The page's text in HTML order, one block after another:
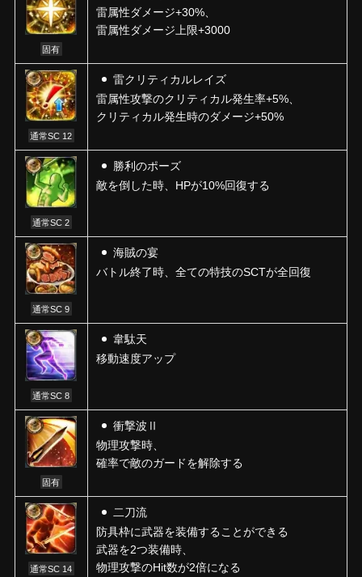
固有
雷属性ダメージ+30%、
雷属性ダメージ上限+3000
通常SC 12
雷クリティカルレイズ
雷属性攻撃のクリティカル発生率+5%、
クリティカル発生時のダメージ+50%
通常SC 2
勝利のポーズ
敵を倒した時、HPが10%回復する
通常SC 9
海賊の宴
バトル終了時、全ての特技のSCTが全回復
通常SC 8
韋駄天
移動速度アップ
固有
衝撃波Ⅱ
物理攻撃時、
確率で敵のガードを解除する
通常SC 14
二刀流
防具枠に武器を装備することができる
武器を2つ装備時、
物理攻撃のHit数が2倍になる